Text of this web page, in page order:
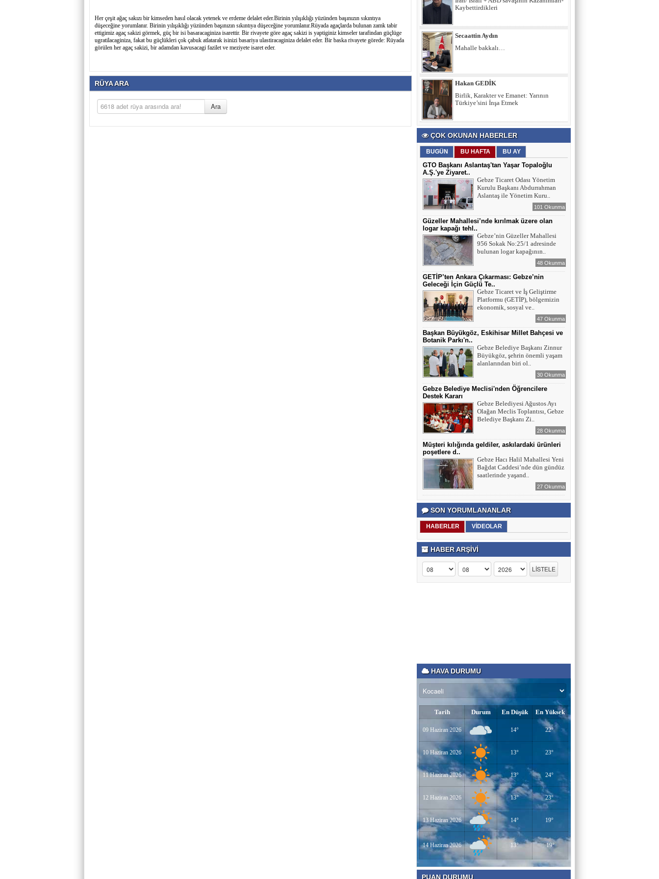
Her çeşit ağaç sakızı bir kimseden hasıl olacak yetenek ve erdeme delalet eder.Birinin yılışıklığı yüzünden başınızın sıkıntıya
düşeceğine yorumlanır. Birinin yılışıklığı yüzünden başınızın sıkıntıya düşeceğine yorumlanır.Rüyada agaçlarda bulunan zamk tabir
ettigimiz agaç sakizi görmek, güç bir isi basaracaginiza isarettir. Bir rivayete göre agaç sakizi is yaptiginiz kimseler tarafindan güçlüge
ugratilacaginiza, fakat bu güçlükleri çok çabuk atlatarak isinizi basariya ulastiracaginiza delalet eder. Bir baska rivayete görede: Rüyada
görülen her agaç sakizi, bir adamdan kavusacagi fazilet ve meziyete isaret eder.
RÜYA ARA
Kaybettirdikleri
Secaattin Aydın
Mahalle bakkalı…
Hakan GEDİK
Birlik, Karakter ve Emanet: Yarının
Türkiye’sini İnşa Etmek
Başkan Aslantaş’a "Hırsız" demek
insafsızlıktır
ÇOK OKUNAN HABERLER
BUGÜN BU HAFTA BU AY
GTO Başkanı Aslantaş'tan Yaşar Topaloğlu
A.Ş.'ye Ziyaret..
Gebze Ticaret Odası Yönetim
Kurulu Başkanı Abdurrahman
Aslantaş ile Yönetim Kuru..
101 Okunma
Güzeller Mahallesi’nde kırılmak üzere olan
logar kapağı tehl..
Gebze’nin Güzeller Mahallesi
956 Sokak No:25/1 adresinde
bulunan logar kapağının..
48 Okunma
GETİP’ten Ankara Çıkarması: Gebze’nin
Geleceği İçin Güçlü Te..
Gebze Ticaret ve İş Geliştirme
Platformu (GETİP), bölgemizin
ekonomik, sosyal ve..
47 Okunma
Başkan Büyükgöz, Eskihisar Millet Bahçesi ve
Botanik Parkı'n..
Gebze Belediye Başkanı Zinnur
Büyükgöz, şehrin önemli yaşam
alanlarından biri ol..
30 Okunma
Gebze Belediye Meclisi'nden Öğrencilere
Destek Kararı
Gebze Belediyesi Ağustos Ayı
Olağan Meclis Toplantısı, Gebze
Belediye Başkanı Zi..
28 Okunma
Müşteri kılığında geldiler, askılardaki ürünleri
poşetlere d..
Gebze Hacı Halil Mahallesi Yeni
Bağdat Caddesi’nde dün gündüz
saatlerinde yaşand..
27 Okunma
SON YORUMLANANLAR
HABERLER VİDEOLAR
HABER ARŞİVİ
HAVA DURUMU
Tarih Durum En Düşük En Yüksek
09 Haziran 2026 14° 22°
10 Haziran 2026 13° 23°
11 Haziran 2026 13° 24°
12 Haziran 2026 13° 23°
13 Haziran 2026 14° 19°
14 Haziran 2026 13° 19°
PUAN DURUMU